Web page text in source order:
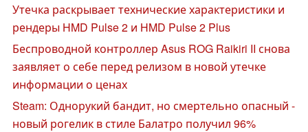
Утечка раскрывает технические характеристики и
рендеры HMD Pulse 2 и HMD Pulse 2 Plus
Беспроводной контроллер Asus ROG Raikiri II снова
заявляет о себе перед релизом в новой утечке
информации о ценах
Steam: Однорукий бандит, но смертельно опасный -
новый рогелик в стиле Балатро получил 96%